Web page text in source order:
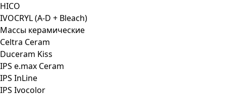
HICO
IVOCRYL (A-D + Bleach)
Массы керамические
Celtra Ceram
Duceram Kiss
IPS e.max Ceram
IPS InLine
IPS Ivocolor